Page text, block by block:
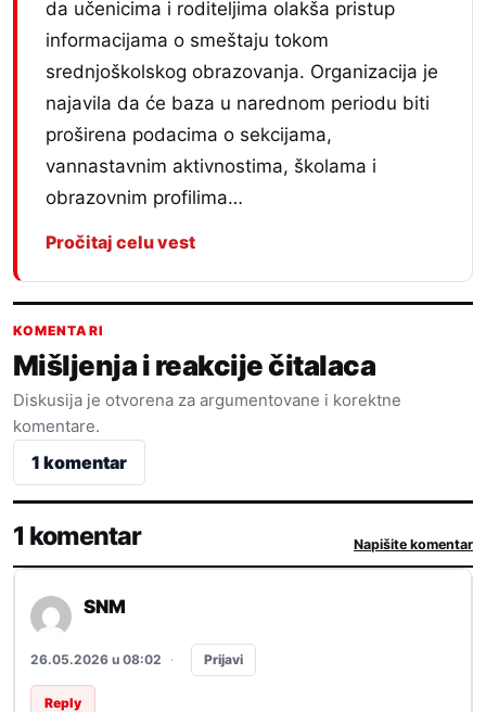
da učenicima i roditeljima olakša pristup
informacijama o smeštaju tokom
srednjoškolskog obrazovanja. Organizacija je
najavila da će baza u narednom periodu biti
proširena podacima o sekcijama,
vannastavnim aktivnostima, školama i
obrazovnim profilima…
Pročitaj celu vest
KOMENTARI
Mišljenja i reakcije čitalaca
Diskusija je otvorena za argumentovane i korektne
komentare.
1 komentar
1 komentar Napišite komentar
SNM
26.05.2026 u 08:02 · Prijavi
Reply